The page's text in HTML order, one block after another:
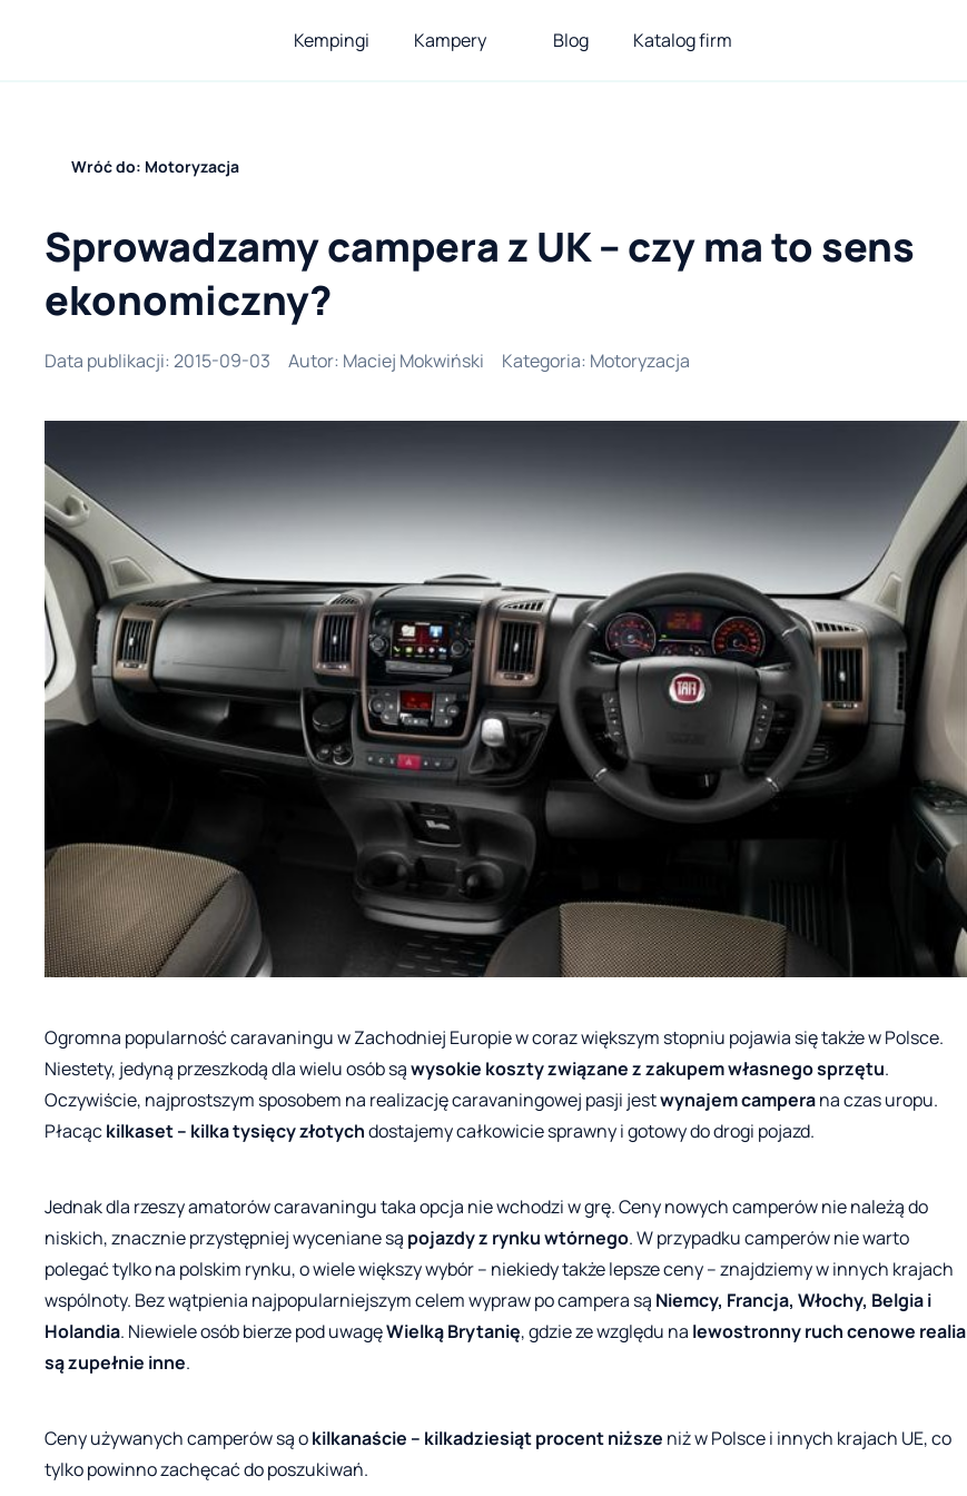
Kempingi Kampery Blog Katalog firm
Wróć do: Motoryzacja
Sprowadzamy campera z UK – czy ma to sens
ekonomiczny?
Data publikacji: 2015-09-03 Autor: Maciej Mokwiński Kategoria: Motoryzacja
Ogromna popularność caravaningu w Zachodniej Europie w coraz większym stopniu pojawia się także w Polsce.
Niestety, jedyną przeszkodą dla wielu osób sąwysokie koszty związane z zakupem własnego sprzętu.
Oczywiście, najprostszym sposobem na realizację caravaningowej pasji jestwynajem camperana czas uropu.
Płacąckilkaset – kilka tysięcy złotychdostajemy całkowicie sprawny i gotowy do drogi pojazd.
Jednak dla rzeszy amatorów caravaningu taka opcja nie wchodzi w grę. Ceny nowych camperów nie należą do
niskich, znacznie przystępniej wyceniane są pojazdy z rynku wtórnego. W przypadku camperów nie warto
polegać tylko na polskim rynku, o wiele większy wybór – niekiedy także lepsze ceny – znajdziemy w innych krajach
wspólnoty. Bez wątpienia najpopularniejszym celem wypraw po campera są Niemcy, Francja, Włochy, Belgia i
Holandia. Niewiele osób bierze pod uwagęWielką Brytanię, gdzie ze względu na lewostronny ruch cenowe realia
są zupełnie inne.
Ceny używanych camperów są okilkanaście – kilkadziesiąt procent niższe niż w Polsce i innych krajach UE, co
tylko powinno zachęcać do poszukiwań.